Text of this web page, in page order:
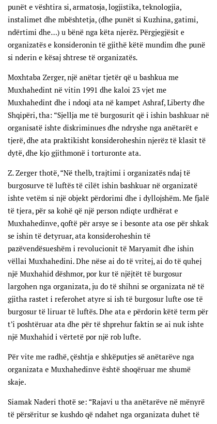
punët e vështira si, armatosja, logjistika, teknologjia,
instalimet dhe mbështetja, (dhe punët si Kuzhina, gatimi,
ndërtimi dhe…) u bënë nga këta njerëz. Përgjegjësit e
organizatës e konsideronin të gjithë këtë mundim dhe punë
si nderin e kësaj shtrese të organizatës.
Moxhtaba Zerger, një anëtar tjetër që u bashkua me
Muxhahedint në vitin 1991 dhe kaloi 23 vjet me
Muxhahedint dhe i ndoqi ata në kampet Ashraf, Liberty dhe
Shqipëri, tha: “Sjellja me të burgosurit që i ishin bashkuar në
organisatë ishte diskriminues dhe ndryshe nga anëtarët e
tjerë, dhe ata praktikisht konsideroheshin njerëz të klasit të
dytë, dhe kjo gjithmonë i torturonte ata.
Z. Zerger thotë, “Në thelb, trajtimi i organizatës ndaj të
burgosurve të luftës të cilët ishin bashkuar në organizatë
ishte vetëm si një objekt përdorimi dhe i dyllojshëm. Me fjalë
të tjera, për sa kohë që një person ndiqte urdhërat e
Muxhahedinve, qoftë për arsye se i besonte ata ose për shkak
se ishin të detyruar, ata konsideroheshin të
pazëvendësueshëm i revolucionit të Maryamit dhe ishin
vëllai Muxhahedini. Dhe nëse ai do të vritej, ai do të quhej
një Muxhahid dëshmor, por kur të njëjtët të burgosur
largohen nga organizata, ju do të shihni se organizata në të
gjitha rastet i referohet atyre si ish të burgosur lufte ose të
burgosur të liruar të luftës. Dhe ata e përdorin këtë term për
t’i poshtëruar ata dhe për të shprehur faktin se ai nuk ishte
një Muxhahid i vërtetë por një rob lufte.
Për vite me radhë, çështja e shkëputjes së anëtarëve nga
organizata e Muxhahedinve është shoqëruar me shumë
skaje.
Siamak Naderi thotë se: “Rajavi u tha anëtarëve në mënyrë
të përsëritur se kushdo që ndahet nga organizata duhet të